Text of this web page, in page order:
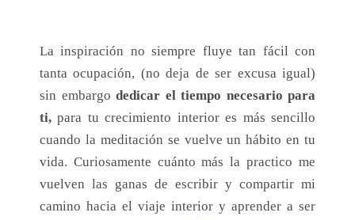
La inspiración no siempre fluye tan fácil con
tanta ocupación, (no deja de ser excusa igual)
sin embargo dedicar el tiempo necesario para
ti,para tu crecimiento interior es más sencillo
cuando la meditación se vuelve un hábito en tu
vida. Curiosamente cuánto más la practico me
vuelven las ganas de escribir y compartir mi
camino hacia el viaje interior y aprender a ser